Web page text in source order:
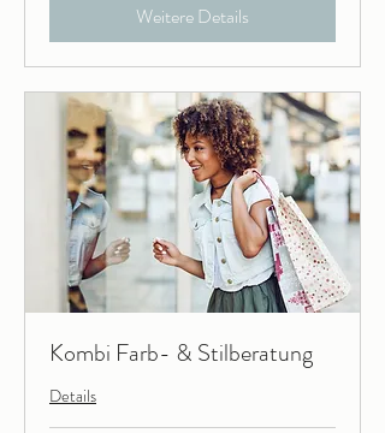
Weitere Details
Kombi Farb- & Stilberatung
Details